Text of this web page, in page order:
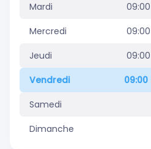
Mardi
Mercredi
Jeudi
Vendredi
09:00
Samedi
Dimanche